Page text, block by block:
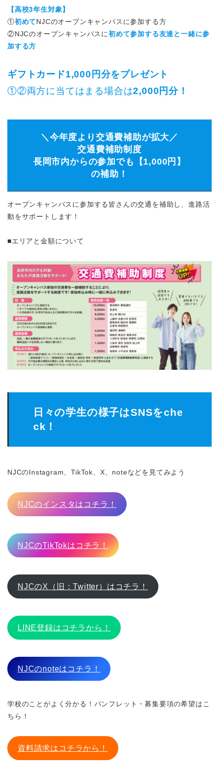
【高校3年生対象】
①初めてNJCのオープンキャンパスに参加する方
②NJCのオープンキャンパスに初めて参加する友達と一緒に参
加する方
ギフトカード1,000円分をプレゼント
①②両方に当てはまる場合は2,000円分！
＼今年度より交通費補助が拡大／
交通費補助制度
長岡市内からの参加でも【1,000円】
の補助！
オープンキャンパスに参加する皆さんの交通を補助し、進路活
動をサポートします！
■エリアと金額について
日々の学生の様子はSNSをche
ck！
NJCのInstagram、TikTok、X、noteなどを見てみよう
NJCのインスタはコチラ！
NJCのTikTokはコチラ！
NJCのX（旧：Twitter）はコチラ！
LINE登録はコチラから！
NJCのnoteはコチラ！
学校のことがよく分かる！パンフレット・募集要項の希望はこ
ちら！
資料請求はコチラから！